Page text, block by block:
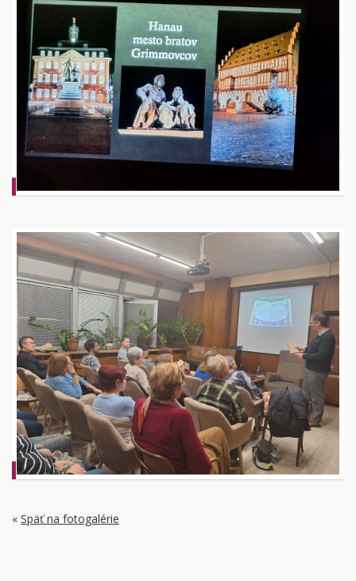
« Späť na fotogalérie